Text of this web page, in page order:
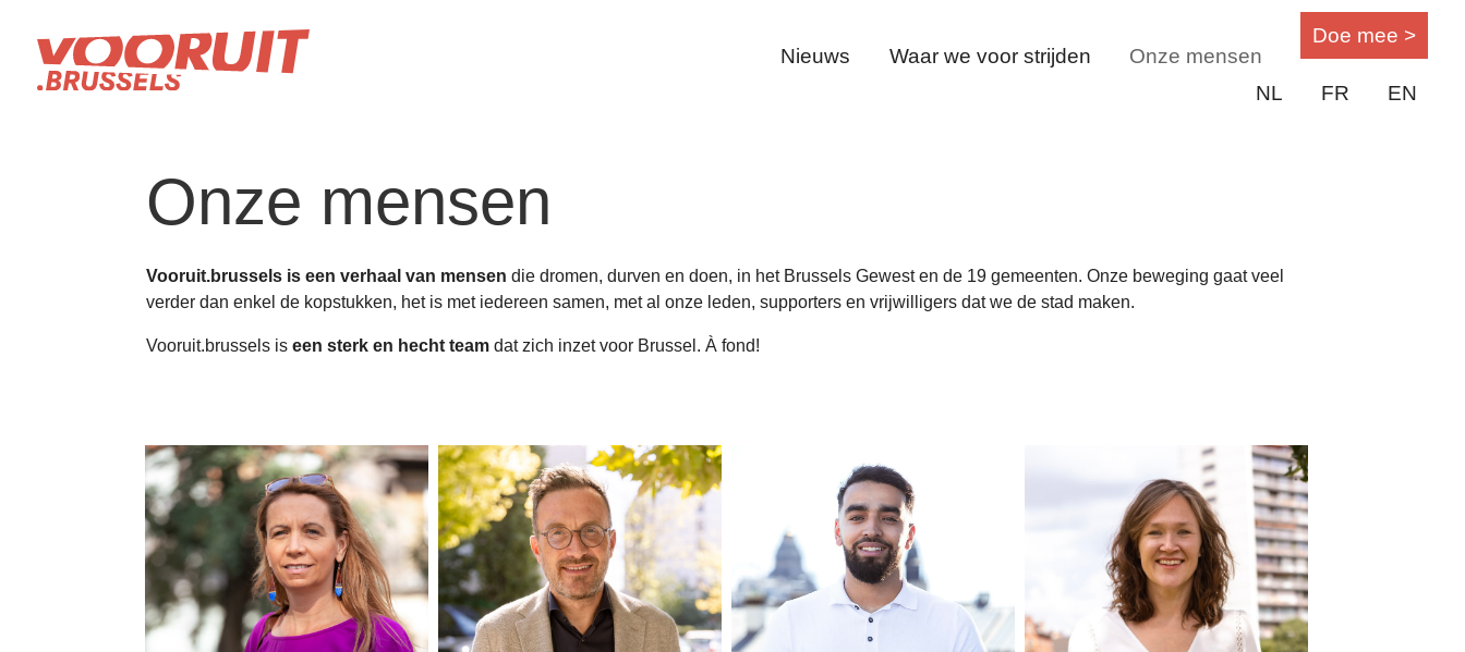
Nieuws Waar we voor strijden Onze mensen
Doe mee >
NL FR EN
Onze mensen
Vooruit.brussels is een verhaal van mensen die dromen, durven en doen, in het Brussels Gewest en de 19 gemeenten. Onze beweging gaat veel
verder dan enkel de kopstukken, het is met iedereen samen, met al onze leden, supporters en vrijwilligers dat we de stad maken.
Vooruit.brussels iseen sterk en hecht teamdat zich inzet voor Brussel. À fond!